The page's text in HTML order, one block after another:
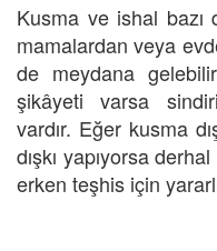
Kusma ve ishal bazı
mamalardan veya
de meydana
şikâyeti varsa
vardır. Eğer kusma
dışkı yapıyorsa
erken teşhis için